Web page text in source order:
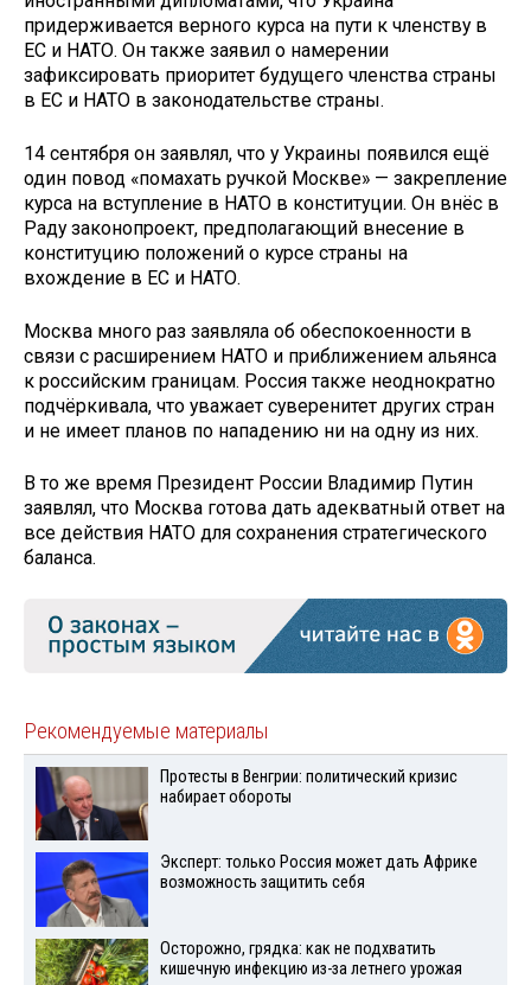
придерживается верного курса на пути к членству в
ЕС и НАТО. Он также заявил о намерении
зафиксировать приоритет будущего членства страны
в ЕС и НАТО в законодательстве страны.
14 сентября он заявлял, что у Украины появился ещё
один повод «помахать ручкой Москве» — закрепление
курса на вступление в НАТО в конституции. Он внёс в
Раду законопроект, предполагающий внесение в
конституцию положений о курсе страны на
вхождение в ЕС и НАТО.
Москва много раз заявляла об обеспокоенности в
связи с расширением НАТО и приближением альянса
к российским границам. Россия также неоднократно
подчёркивала, что уважает суверенитет других стран
и не имеет планов по нападению ни на одну из них.
В то же время Президент России Владимир Путин
заявлял, что Москва готова дать адекватный ответ на
все действия НАТО для сохранения стратегического
баланса.
Рекомендуемые материалы
Протесты в Венгрии: политический кризис
набирает обороты
Эксперт: только Россия может дать Африке
возможность защитить себя
Осторожно, грядка: как не подхватить
кишечную инфекцию из-за летнего урожая